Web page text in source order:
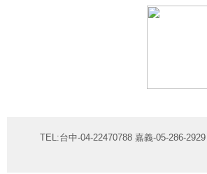
TEL:台中-04-22470788 嘉義-05-286-